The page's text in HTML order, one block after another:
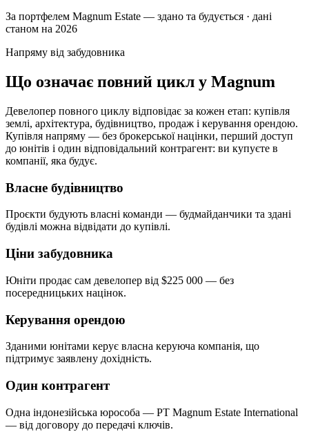
За портфелем Magnum Estate — здано та будується · дані
станом на 2026
Напряму від забудовника
Що означає повний цикл у Magnum
Девелопер повного циклу відповідає за кожен етап: купівля
землі, архітектура, будівництво, продаж і керування орендою.
Купівля напряму — без брокерської націнки, перший доступ
до юнітів і один відповідальний контрагент: ви купуєте в
компанії, яка будує.
Власне будівництво
Проєкти будують власні команди — будмайданчики та здані
будівлі можна відвідати до купівлі.
Ціни забудовника
Юніти продає сам девелопер від $225 000 — без
посередницьких націнок.
Керування орендою
Зданими юнітами керує власна керуюча компанія, що
підтримує заявлену дохідність.
Один контрагент
Одна індонезійська юрособа — PT Magnum Estate International
— від договору до передачі ключів.